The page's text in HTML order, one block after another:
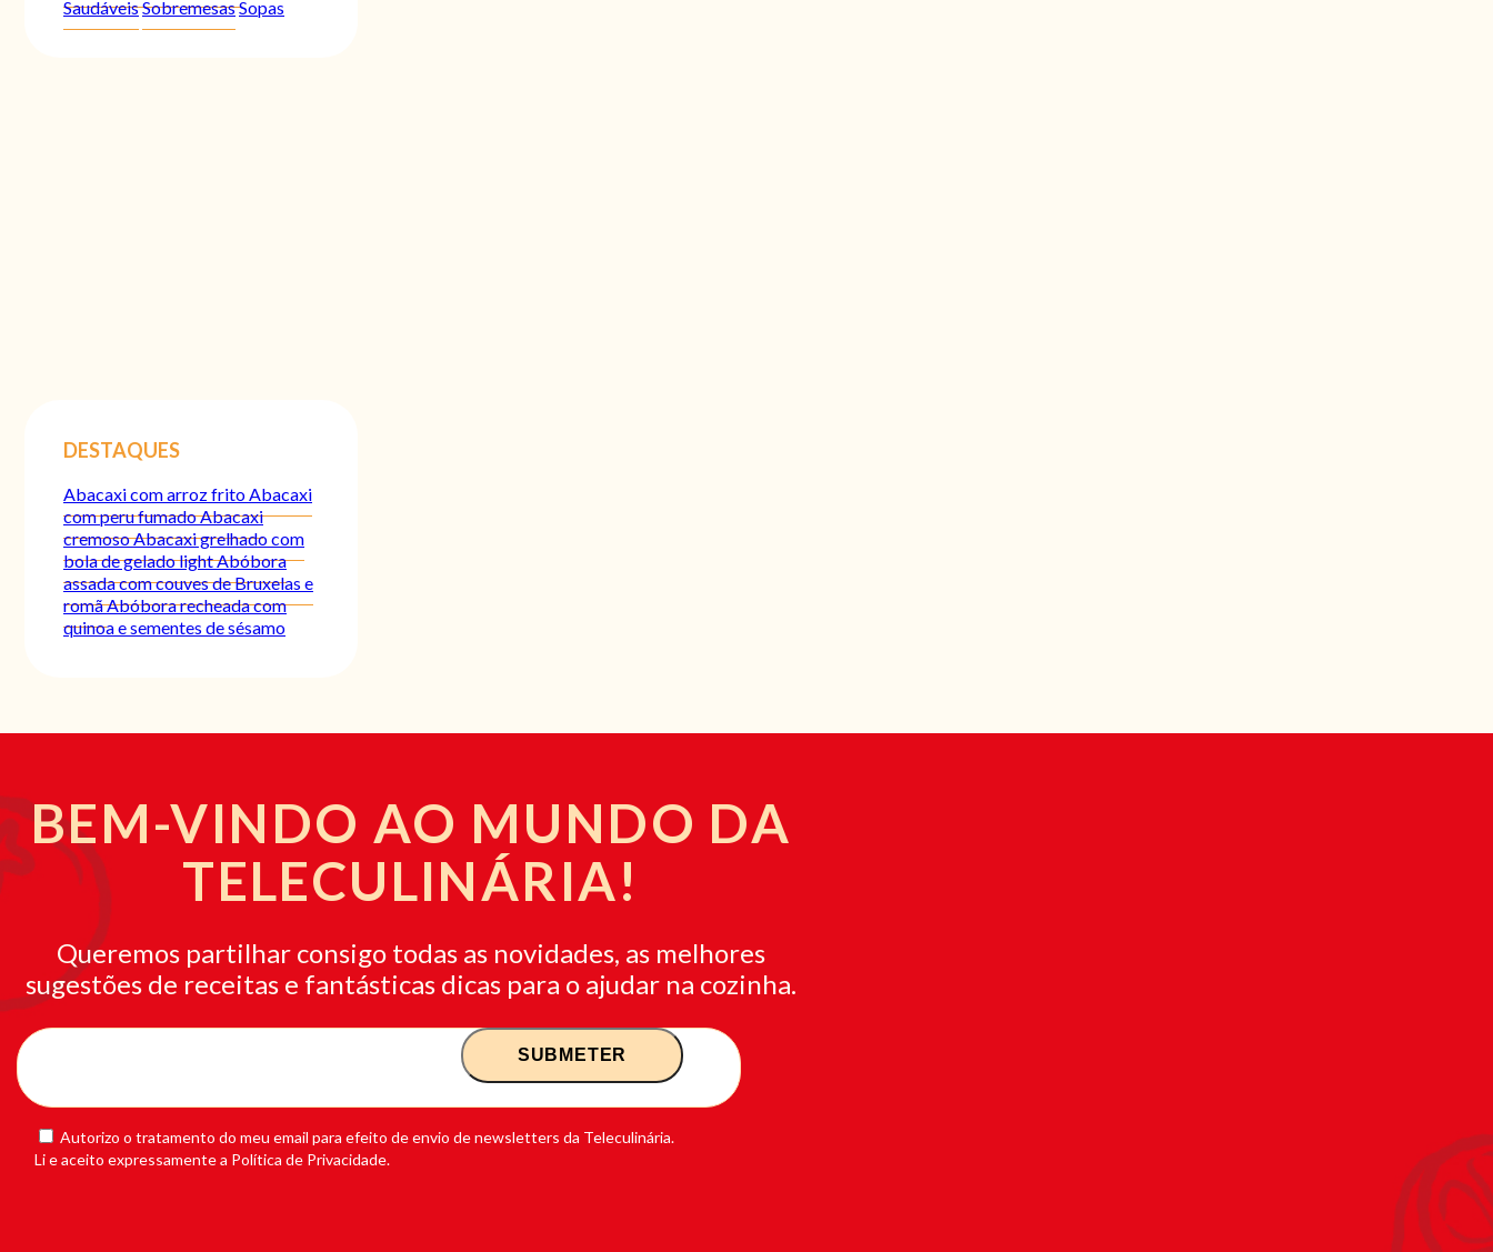
SaudáveisSobremesasSopas
DESTAQUES
Abacaxi com arroz fritoAbacaxi
com peru fumadoAbacaxi
cremosoAbacaxi grelhado com
bola de gelado lightAbóbora
assada com couves de Bruxelas e
romãAbóbora recheada com
quinoa e sementes de sésamo
BEM-VINDO AO MUNDO DA
TELECULINÁRIA!
Queremos partilhar consigo todas as novidades, as melhores
sugestões de receitas e fantásticas dicas para o ajudar na cozinha.
Autorizo o tratamento do meu email para efeito de envio de newsletters da Teleculinária.
Li e aceito expressamente a Política de Privacidade.